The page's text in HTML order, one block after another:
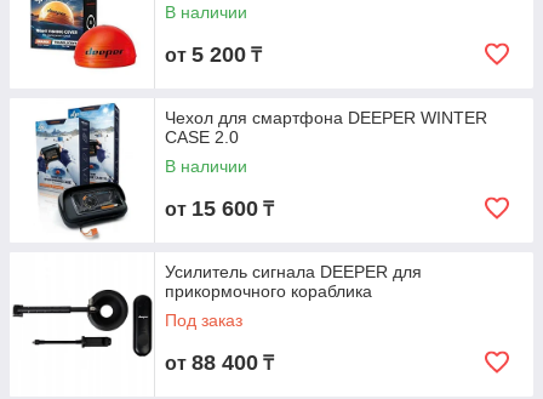
В наличии
от 5 200 ₸
Чехол для смартфона DEEPER WINTER
CASE 2.0
В наличии
от 15 600 ₸
Усилитель сигнала DEEPER для
прикормочного кораблика
Под заказ
от 88 400 ₸